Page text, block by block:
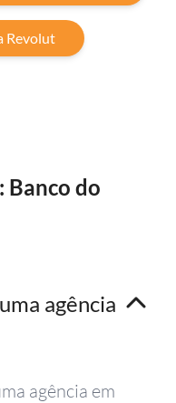
Revolut
Banco do
agência
agência em